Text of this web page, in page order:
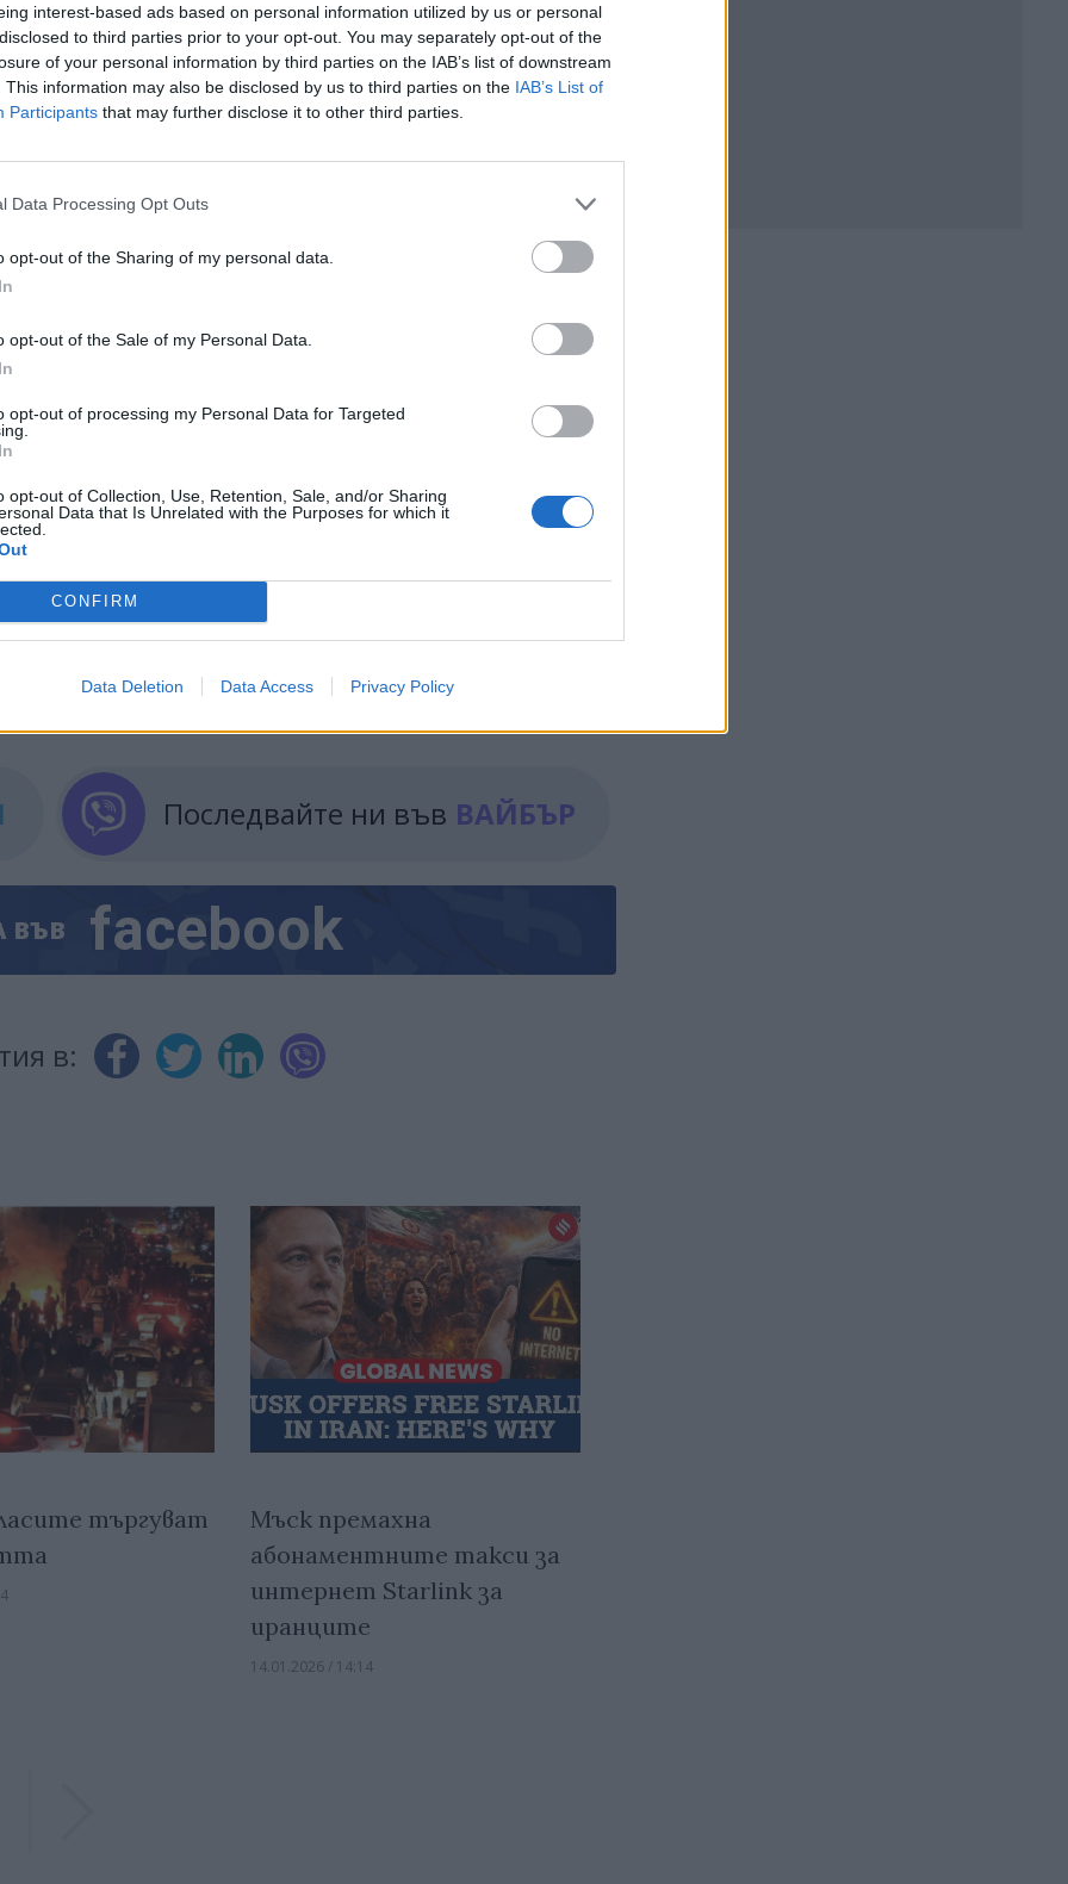
interest-based ads based on personal information utilized by us or personal
to third parties prior to your opt-out. You may separately opt-out of the
of your personal information by third parties on the IAB’s list of downstream
This information may also be disclosed by us to third parties on the IAB’s List of
Participants that may further disclose it to other third parties.
Data Processing Opt Outs
opt-out of the Sharing of my personal data.
opt-out of the Sale of my Personal Data.
opt-out of processing my Personal Data for Targeted
opt-out of Collection, Use, Retention, Sale, and/or Sharing
Data that Is Unrelated with the Purposes for which it
CONFIRM
Data Deletion Data Access Privacy Policy
осем деца, допълва още порталът.
при проливен дъжд и буря, продължава през целия
кораба и още 27 други плавателни съда,
военноморските сили, полицията и граждански
изрази дълбоки съболезнования на семействата на
през деня премиерът изпрати заместник
за да ръководи продължаващата спасителна
километра и е осеян с почти две хиляди
на ЮНЕСКО и ежегодно привлича милиони местни и
Последвайте ни във ВАЙБЪР
ВЪВ facebook
в:
търгуват
Мъск премахна
абонаментните такси за
интернет Starlink за
иранците
14.01.2026 / 14:14